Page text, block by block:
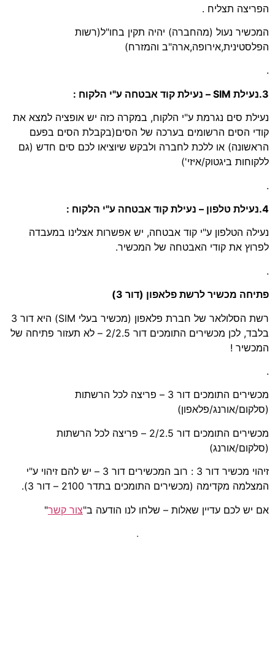
הפריצה תצליח .
המכשיר נעול (מהחברה) יהיה תקין בחו"ל(רשות
הפלסטינית,אירופה,ארה"ב והמזרח)
.
3.נעילת SIM – נעילת קוד אבטחה ע"י הלקוח :
נעילת סים נגרמת ע"י הלקוח, במקרה כזה יש אופציה למצא את
קודי הסים הרשומים בערכה של הסים(בקבלת הסים בפעם
הראשונה) או ללכת לחברה ולבקש שיוציאו לכם סים חדש (גם
ללקוחות ביגטוק/איזי')
.
4.נעילת טלפון – נעילת קוד אבטחה ע"י הלקוח :
נעילה הטלפון ע"י קוד אבטחה, יש אפשרות אצלינו במעבדה
לפרוץ את קודי האבטחה של המכשיר.
.
פתיחה מכשיר לרשת פלאפון (דור 3)
רשת הסלולאר של חברת פלאפון (מכשיר בעלי SIM) היא דור 3
בלבד, לכן מכשירים התומכים דור 2/2.5 – לא תעזור פתיחה של
המכשיר !
.
מכשירים התומכים דור 3 – פריצה לכל הרשתות
(סלקום/אורנג/פלאפון)
מכשירים התומכים דור 2/2.5 – פריצה לכל הרשתות
(סלקום/אורנג)
זיהוי מכשיר דור 3 : רוב המכשירים דור 3 – יש להם זיהוי ע"י
המצלמה מקדימה (מכשירים התומכים בתדר 2100 – דור 3).
אם יש לכם עדיין שאלות – שלחו לנו הודעה ב"צור קשר"
.